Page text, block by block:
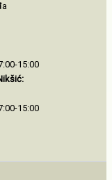
15:00
15:00